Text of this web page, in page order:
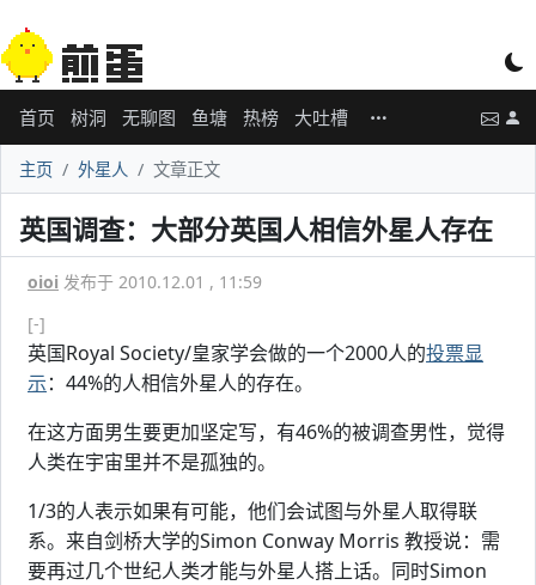
首页 树洞 无聊图 鱼塘 热榜 大吐槽
主页 外星人 文章正文
英国调查：大部分英国人相信外星人存在
oioi 发布于 2010.12.01 , 11:59
[-]
英国Royal Society/皇家学会做的一个2000人的投票显
示：44%的人相信外星人的存在。
在这方面男生要更加坚定写，有46%的被调查男性，觉得
人类在宇宙里并不是孤独的。
1/3的人表示如果有可能，他们会试图与外星人取得联
系。来自剑桥大学的Simon Conway Morris 教授说：需
要再过几个世纪人类才能与外星人搭上话。同时Simon